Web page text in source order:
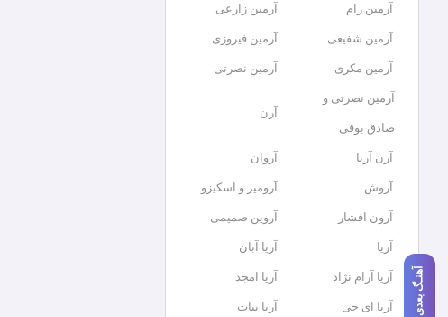
آهنـگ بعدی
آرمین رام آرمین زارعی
آرمین شفیعی آرمین فیروزی
آرمین مکری آرمین نصرتی
آرمین نصرتی و
صادق بوقی
آرن
آرن آریا آروان
آروش آرومیر و اسکیزو
آرون افشار آروین صمیمی
آریا آریا آبان
آریا آرام نژاد آریا امجد
آریا ای جی آریا بیات